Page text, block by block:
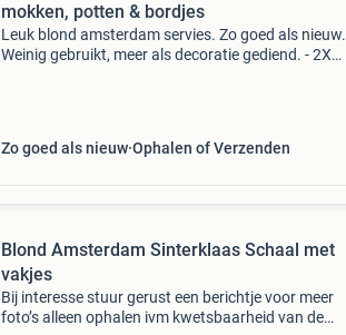
mokken, potten & bordjes
Leuk blond amsterdam servies. Zo goed als nieuw.
Weinig gebruikt, meer als decoratie gediend. - 2X
Zo goed als nieuw Ophalen of Verzenden
Blond Amsterdam Sinterklaas Schaal met
vakjes
Bij interesse stuur gerust een berichtje voor meer
foto’s alleen ophalen ivm kwetsbaarheid van de